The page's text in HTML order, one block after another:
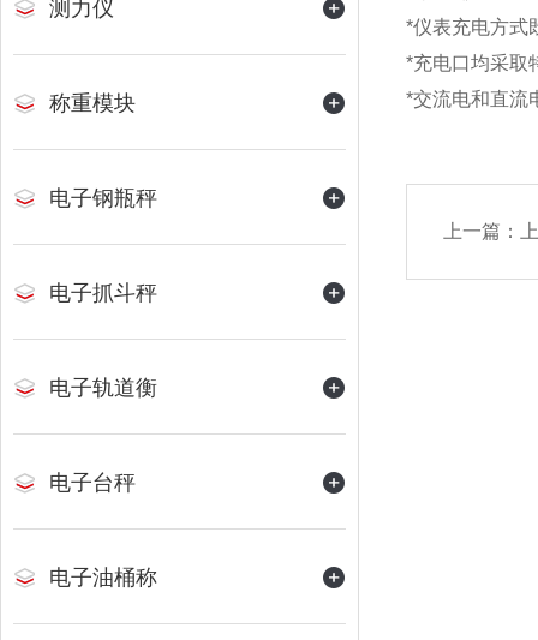
测力仪
称重模块
电子钢瓶秤
电子抓斗秤
电子轨道衡
电子台秤
电子油桶称
*仪表充电方式
*充电口均采取
*交流电和直流
上一篇：